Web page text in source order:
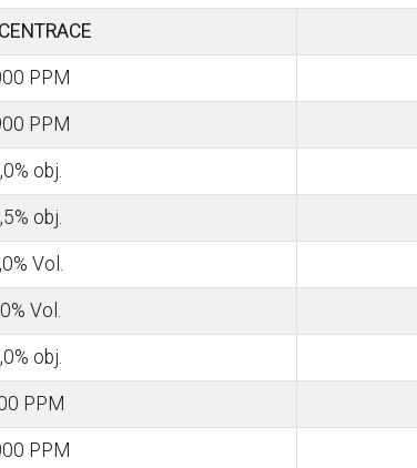
PPM
PPM
obj.
obj.
Vol.
Vol.
obj.
PPM
PPM